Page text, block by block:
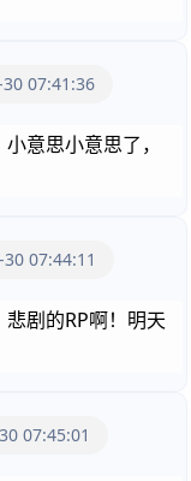
07:41:36
意思小意思了，
07:44:11
剧的RP啊！明天
07:45:01